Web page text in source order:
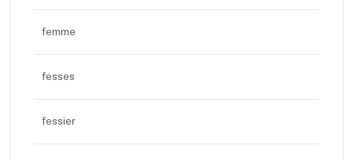
femme
fesses
fessier